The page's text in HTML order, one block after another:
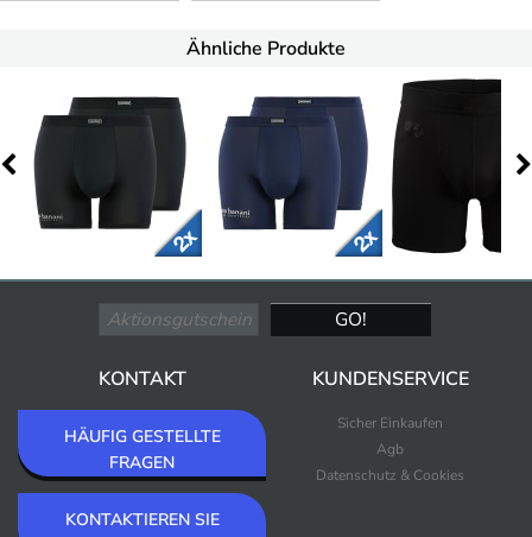
Ähnliche Produkte
KONTAKT
HÄUFIG GESTELLTE
FRAGEN
KONTAKTIEREN SIE
KUNDENSERVICE
Sicher Einkaufen
Agb
Datenschutz & Cookies